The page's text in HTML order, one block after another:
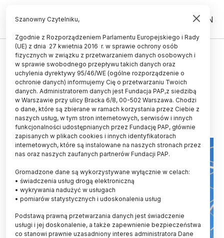
PL EN
ŚWIAT
Piłka nożna lekiem na wiele
dolegliwości
01.02.2018
aktualizacja: 01.02.2018
2 minuty czytania
Szanowny Czytelniku,
Zgodnie z Rozporządzeniem Parlamentu Europejskiego i Rady
(UE) z dnia 27 kwietnia 2016 r. w sprawie ochrony osób
fizycznych w związku z przetwarzaniem danych osobowych i
w sprawie swobodnego przepływu takich danych oraz
uchylenia dyrektywy 95/46/WE (ogólne rozporządzenie o
ochronie danych) informujemy Cię o przetwarzaniu Twoich
danych. Administratorem danych jest Fundacja PAP,z siedzibą
w Warszawie przy ulicy Bracka 6/8, 00-502 Warszawa. Chodzi
o dane, które są zbierane w ramach korzystania przez Ciebie z
naszych usług, w tym stron internetowych, serwisów i innych
funkcjonalności udostępnianych przez Fundację PAP, głównie
zapisanych w plikach cookies i innych identyfikatorach
internetowych, które są instalowane na naszych stronach przez
nas oraz naszych zaufanych partnerów Fundacji PAP.
Gromadzone dane są wykorzystywane wyłącznie w celach:
• świadczenia usług drogą elektroniczną
• wykrywania nadużyć w usługach
• pomiarów statystycznych i udoskonalenia usług
Podstawą prawną przetwarzania danych jest świadczenie
usługi i jej doskonalenie, a także zapewnienie bezpieczeństwa
co stanowi prawnie uzasadniony interes administratora Dane